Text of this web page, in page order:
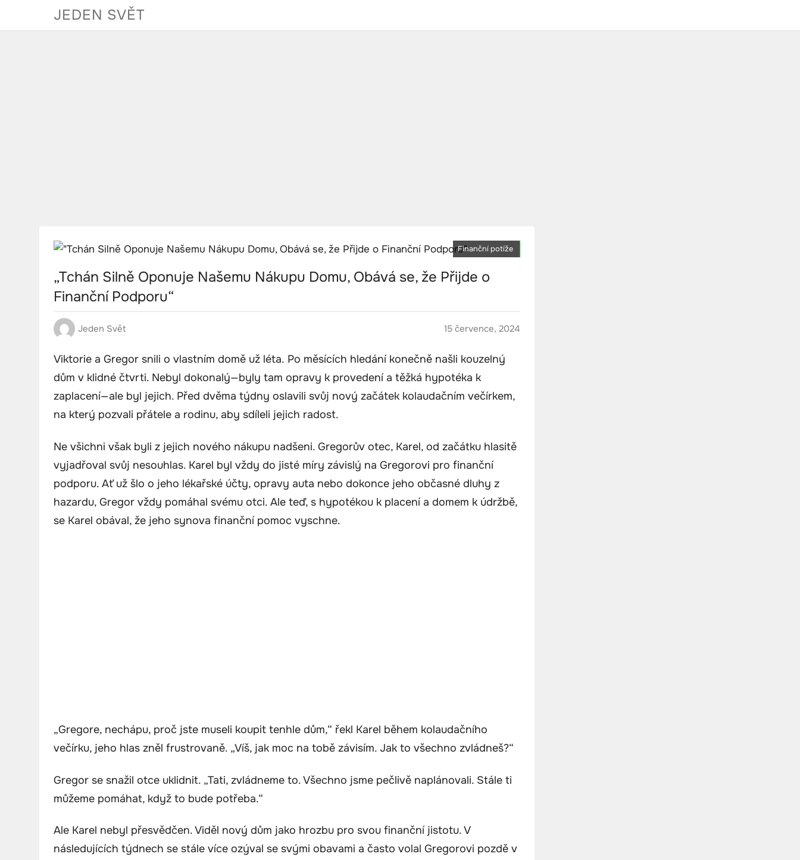
JEDEN SVĚT
Finanční potíže
„Tchán Silně Oponuje Našemu Nákupu Domu, Obává se, že Přijde o
Finanční Podporu“
Jeden Svět 15 července, 2024
Viktorie a Gregor snili o vlastním domě už léta. Po měsících hledání konečně našli kouzelný
dům v klidné čtvrti. Nebyl dokonalý—byly tam opravy k provedení a těžká hypotéka k
zaplacení—ale byl jejich. Před dvěma týdny oslavili svůj nový začátek kolaudačním večírkem,
na který pozvali přátele a rodinu, aby sdíleli jejich radost.
Ne všichni však byli z jejich nového nákupu nadšeni. Gregorův otec, Karel, od začátku hlasitě
vyjadřoval svůj nesouhlas. Karel byl vždy do jisté míry závislý na Gregorovi pro finanční
podporu. Ať už šlo o jeho lékařské účty, opravy auta nebo dokonce jeho občasné dluhy z
hazardu, Gregor vždy pomáhal svému otci. Ale teď, s hypotékou k placení a domem k údržbě,
se Karel obával, že jeho synova finanční pomoc vyschne.
„Gregore, nechápu, proč jste museli koupit tenhle dům,“ řekl Karel během kolaudačního
večírku, jeho hlas zněl frustrovaně. „Víš, jak moc na tobě závisím. Jak to všechno zvládneš?“
Gregor se snažil otce uklidnit. „Tati, zvládneme to. Všechno jsme pečlivě naplánovali. Stále ti
můžeme pomáhat, když to bude potřeba.“
Ale Karel nebyl přesvědčen. Viděl nový dům jako hrozbu pro svou finanční jistotu. V
následujících týdnech se stále více ozýval se svými obavami a často volal Gregorovi pozdě v